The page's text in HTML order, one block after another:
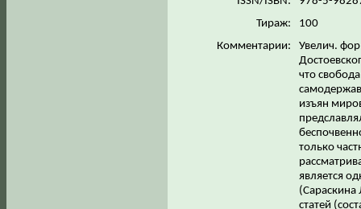
Тираж:
100
Комментарии:
Увелич.
что
изъян
только
является
статей